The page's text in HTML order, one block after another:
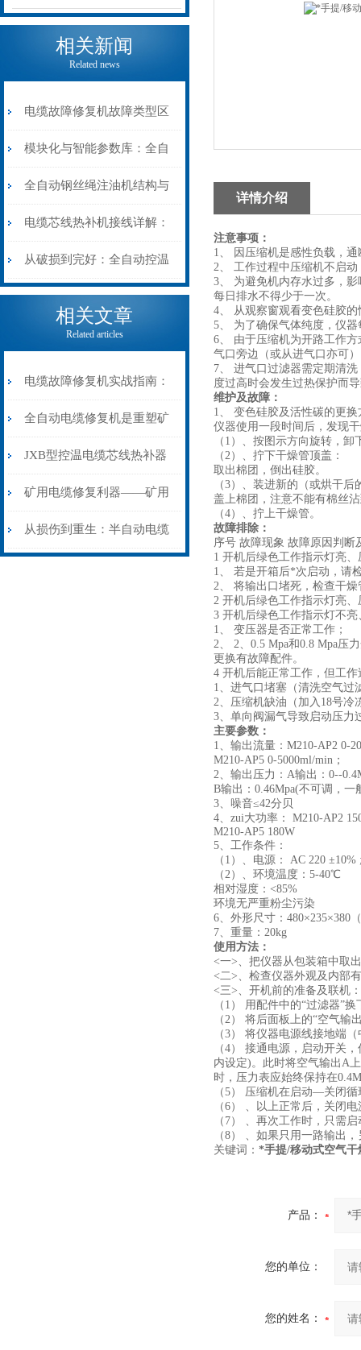
相关新闻
Related news
电缆故障修复机故障类型区
分指南：从“绝缘电
阻”到“波形特征”的精准诊
断逻辑
模块化与智能参数库：全自
动电缆修复机的快速换型逻
辑
全自动钢丝绳注油机结构与
工作原理：揭秘高效润滑的
机械密码
电缆芯线热补机接线详解：
从入门到精通
从破损到完好：全自动控温
电缆热补机的核心价值
相关文章
Related articles
电缆故障修复机实战指南：
从“盲测”到“精确定点”的三
步作业法
全自动电缆修复机是重塑矿
山电力动脉的“智能外科医
生”
JXB型控温电缆芯线热补器
安装与接线：精准修复的工
艺基石
矿用电缆修复利器——矿用
电缆热补机智能控温，安全
从损伤到重生：半自动电缆
详情介绍
注意事项：
1、 因压缩机是感性负载，
2、 工作过程中压缩机不启
3、 为避免机内存水过多，
每日排水不得少于一次。
4、 从观察窗观看变色硅胶
5、 为了确保气体纯度，仪
6、 由于压缩机为开路工作
气口旁边（或从进气口亦可
7、 进气口过滤器需定期清
度过高时会发生过热保护而
维护及故障：
1、 变色硅胶及活性碳的更换
仪器使用一段时间后，发现
（1）、按图示方向旋转，卸
（2）、拧下干燥管顶盖：
取出棉团，倒出硅胶。
（3）、装进新的（或烘干
盖上棉团，注意不能有棉丝
（4）、拧上干燥管。
故障排除：
序号 故障现象 故障原因判断
1 开机后绿色工作指示灯亮
1、 若是开箱后*次启动，请
2、 将输出口堵死，检查干
2 开机后绿色工作指示灯亮
3 开机后绿色工作指示灯不
1、 变压器是否正常工作；
2、 2、0.5 Mpa和0.8 Mpa压
更换有故障配件。
4 开机后能正常工作，但工
1、进气口堵塞（清洗空气过
2、压缩机缺油（加入18号冷
3、单向阀漏气导致启动压力
主要参数：
1、输出流量：M210-AP2 0-
M210-AP5 0-5000ml/min；
2、输出压力：A输出：0--
B输出：0.46Mpa(不可调，
3、噪音≤42分贝
4、zui大功率： M210-AP2
M210-AP5 180W
5、工作条件：
（1）、电源： AC 220 ±10%
（2）、环境温度：5-40℃
相对湿度：<85%
环境无严重粉尘污染
6、外形尺寸：480×235×380
7、重量：20kg
使用方法：
<一>、把仪器从包装箱中取
<二>、检查仪器外观及内部
<三>、开机前的准备及联机：
（1） 用配件中的“过滤器”
（2） 将后面板上的“空气输
（3） 将仪器电源线接地端
（4） 接通电源，启动开关
内设定)。此时将空气输出A
时，压力表应始终保持在
（5） 压缩机在启动—关闭
（6） 、以上正常后，关闭
（7） 、再次工作时，只需
（8） 、如果只用一路输出
关键词： *手提/移动式空气干
产品：
您的单位：
您的姓名：